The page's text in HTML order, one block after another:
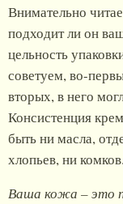
Внимательно
подходит ли он
цельность
советуем, во-
вторых, в него
Консистенция
быть ни масла,
хлопьев, ни
Ваша кожа – это